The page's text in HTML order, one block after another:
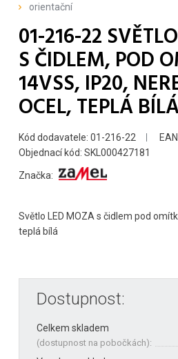
orientační
01-216-22
S ČIDLEM, POD
14VSS, IP20,
OCEL, TEPLÁ
Kód dodavatele: 01-216-22
Objednací kód: SKL000427181
Značka:
Světlo LED MOZA s čidlem pod
teplá bílá
Dostupnost:
Celkem skladem
(dostupnost na pobočkách):